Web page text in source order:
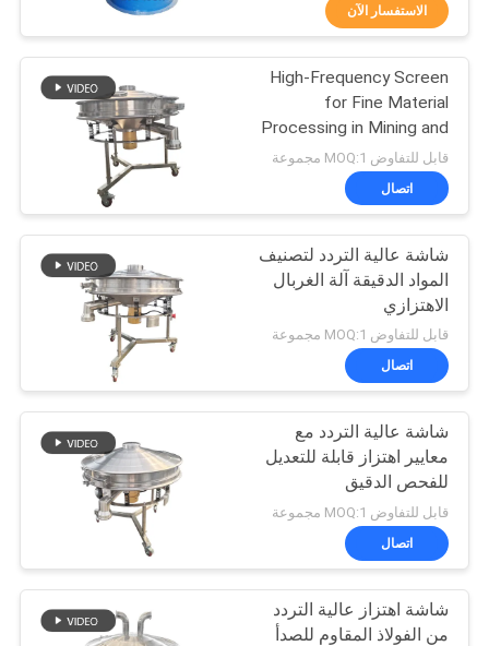
جولة
في
المعمل
مراقبة
الجودة
اتصل
اطلب
اقتباس
خريطة
الموقع
سياسة
الخصوصية
آلة فرز بهلوان
100
مفرغ الحقيبة السائبة
179
أنظمة ناقل فراغ
131
الاستفسار الآن
High-Frequency Screen
for Fine Material
Processing in Mining and
Building Materials
قابل للتفاوض MOQ:1 مجموعة
اتصال
شاشة عالية التردد لتصنيف
المواد الدقيقة آلة الغربال
الاهتزازي
قابل للتفاوض MOQ:1 مجموعة
اتصال
شاشة عالية التردد مع
معايير اهتزاز قابلة للتعديل
للفحص الدقيق
قابل للتفاوض MOQ:1 مجموعة
اتصال
شاشة اهتزاز عالية التردد
من الفولاذ المقاوم للصدأ